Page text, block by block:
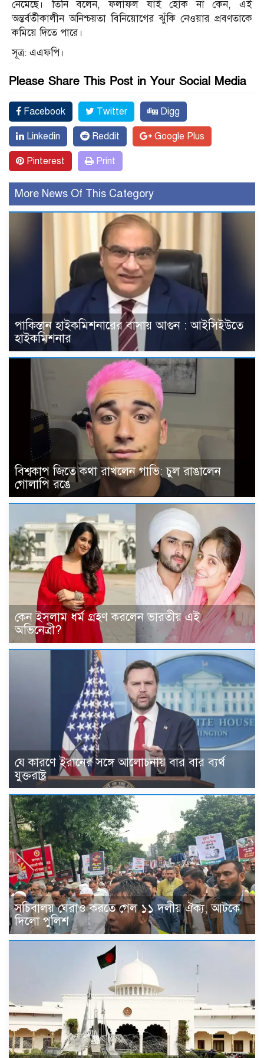
নেমেছে। তিনি বলেন, ফলাফল যাই হোক না কেন, এই
অন্তর্বর্তীকালীন অনিশ্চয়তা বিনিয়োগের ঝুঁকি নেওয়ার প্রবণতাকে
কমিয়ে দিতে পারে।
সূত্র: এএফপি।
Please Share This Post in Your Social Media
Facebook Twitter Digg
Linkedin Reddit Google Plus
Pinterest Print
More News Of This Category
পাকিস্তান হাইকমিশনারের বাসায় আগুন : আইসিইউতে
হাইকমিশনার
বিশ্বকাপ জিতে কথা রাখলেন গাভি: চুল রাঙালেন
গোলাপি রঙে
কেন ইসলাম ধর্ম গ্রহণ করলেন ভারতীয় এই
অভিনেত্রী?
যে কারণে ইরানের সঙ্গে আলোচনায় বার বার ব্যর্থ
যুক্তরাষ্ট্র
সচিবালয় ঘেরাও করতে গেল ১১ দলীয় ঐক্য, আটকে
দিলো পুলিশ